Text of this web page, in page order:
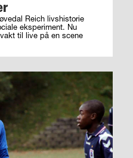
Reich livshistorie
eksperiment. Nu
til live på en scene